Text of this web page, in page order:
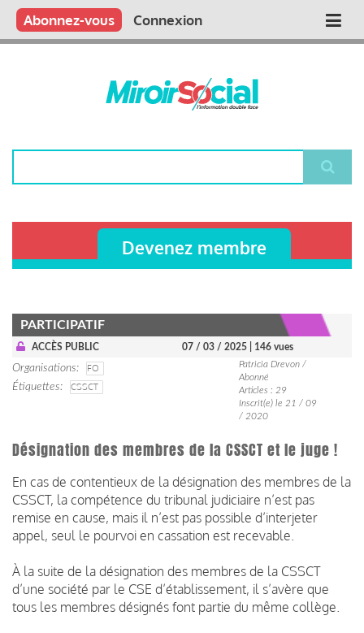
Aller
contenu
Main
Qui sommes nous ?
Vous publiez
Nous publions
Contactez-nous
Abonnez-vous Connexion
Devenez membre
PARTICIPATIF
ACCÈS PUBLIC 07 / 03 / 2025 | 146 vues
Organisations
FO
Étiquettes
CSSCT
Patricia Drevon /
Abonné
Articles : 29
Inscrit(e) le 21 / 09
/ 2020
Désignation des membres de la CSSCT et le juge !
En cas de contentieux de la désignation des membres de la
CSSCT, la compétence du tribunal judiciaire n’est pas
remise en cause, mais il n’est pas possible d’interjeter
appel, seul le pourvoi en cassation est recevable.
À la suite de la désignation des membres de la CSSCT
d’une société par le CSE d’établissement, il s’avère que
tous les membres désignés font partie du même collège.